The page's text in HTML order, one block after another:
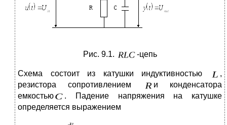
Рис. 9.1. -цепь
Схема состоит из катушки индуктивностью
,
резистора сопротивлением
и конденсатора
емкостью
. Падение напряжения на катушке
определяется выражением